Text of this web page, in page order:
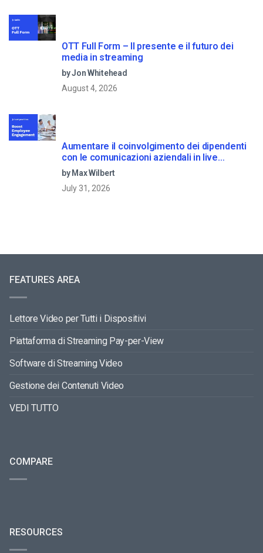
OTT Full Form – Il presente e il futuro dei
media in streaming
by Jon Whitehead
August 4, 2026
Aumentare il coinvolgimento dei dipendenti
con le comunicazioni aziendali in live
streaming
by Max Wilbert
July 31, 2026
FEATURES AREA
Lettore Video per Tutti i Dispositivi
Piattaforma di Streaming Pay-per-View
Software di Streaming Video
Gestione dei Contenuti Video
VEDI TUTTO
COMPARE
RESOURCES